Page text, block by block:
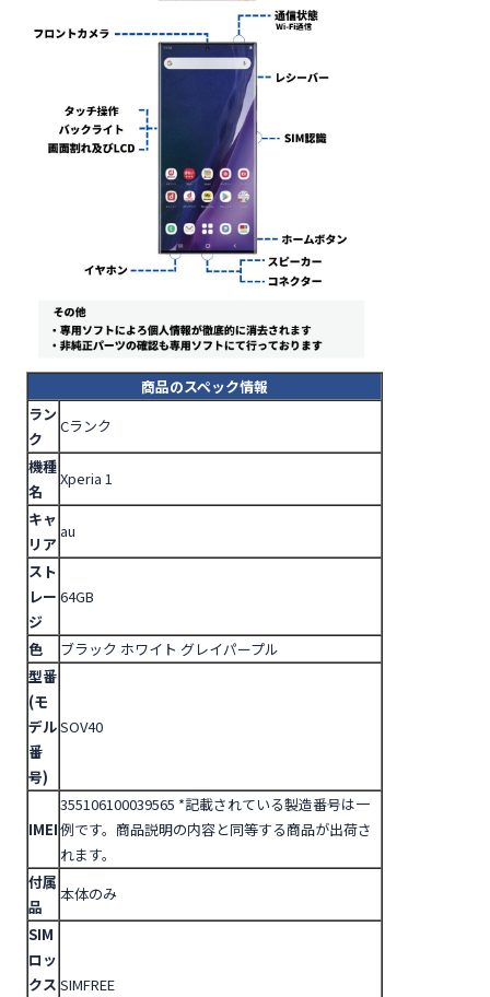
商品のスペック情報
ラン
ク
Cランク
機種
名
Xperia 1
キャ
リア
au
スト
レー
ジ
64GB
色
ブラック ホワイト グレイパープル
型番
(モ
デル
番
号)
SOV40
IMEI
355106100039565 *記載されている製造番号は一
例です。商品説明の内容と同等する商品が出荷さ
れます。
付属
品
本体のみ
SIM
ロッ
クス SIMFREE